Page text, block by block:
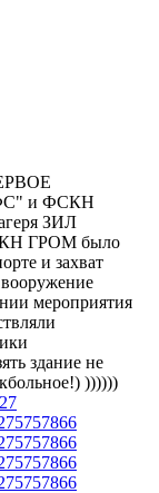
и ФСКН
ЗИЛ
ГРОМ было
и захват
мероприятия
здание не
))))))